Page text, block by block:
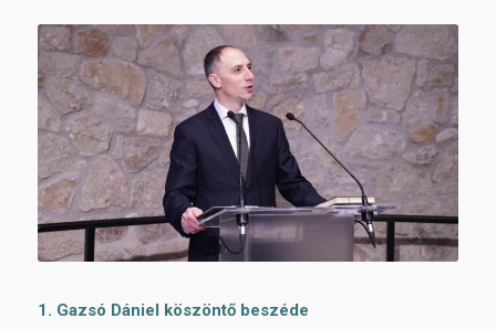
1. Gazsó Dániel köszöntő beszéde